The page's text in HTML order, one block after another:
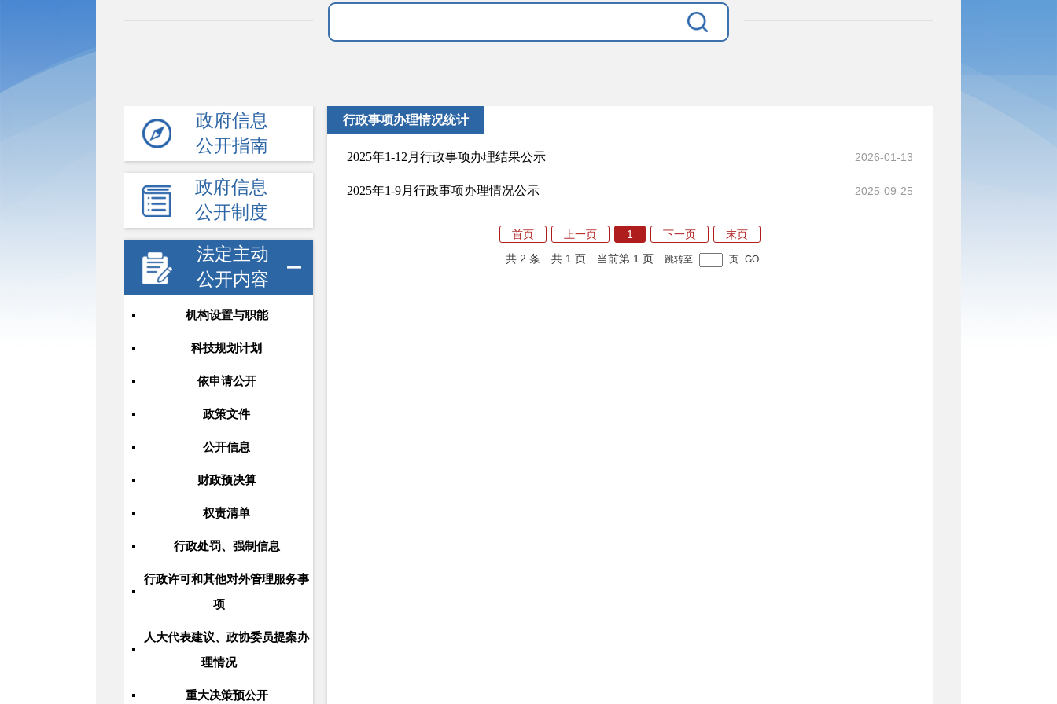
政府信息
公开指南
政府信息
公开制度
法定主动
公开内容
机构设置与职能
科技规划计划
依申请公开
政策文件
公开信息
财政预决算
权责清单
行政处罚、强制信息
行政许可和其他对外管理服务事
项
人大代表建议、政协委员提案办
理情况
重大决策预公开
行政事项办理情况统计
2025年1-12月行政事项办理结果公示 2026-01-13
2025年1-9月行政事项办理情况公示 2025-09-25
首页 上一页 1 下一页
末页
共 2 条
共 1 页 当前第 1 页 跳转至 页 GO